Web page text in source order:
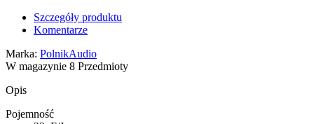
Szczegóły produktu
Komentarze
Marka: PolnikAudio
W magazynie 8 Przedmioty
Opis
Pojemność